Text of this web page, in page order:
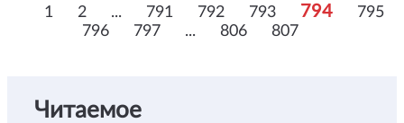
1 2 ... 791 792 793 794
795
796
797 ... 806 807
Читаемое